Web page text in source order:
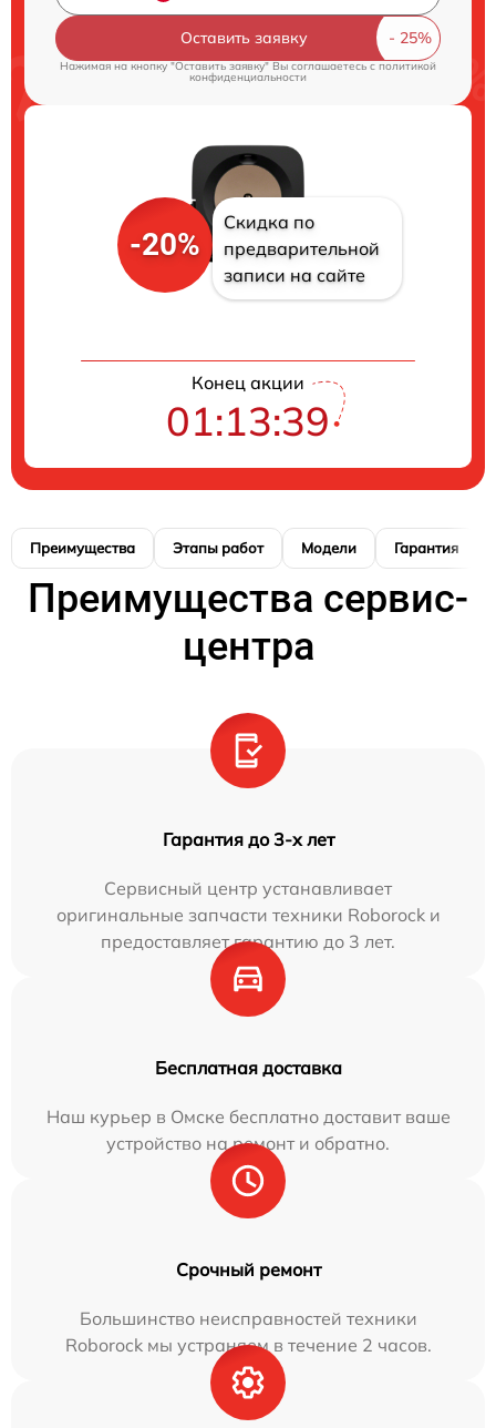
Оставить заявку
Нажимая на кнопку "Оставить заявку" Вы соглашаетесь cполитикой
конфиденциальности
-20%
Скидка по
предварительной
записи на сайте
Конец акции
01:13:39
Преимущества Этапы работ Модели Гарантия
Преимущества сервис-
центра
Гарантия до 3-х лет
Сервисный центр устанавливает
оригинальные запчасти техники Roborock и
предоставляет гарантию до 3 лет.
Бесплатная доставка
Наш курьер в Омске бесплатно доставит ваше
устройство на ремонт и обратно.
Срочный ремонт
Большинство неисправностей техники
Roborock мы устраняем в течение 2 часов.